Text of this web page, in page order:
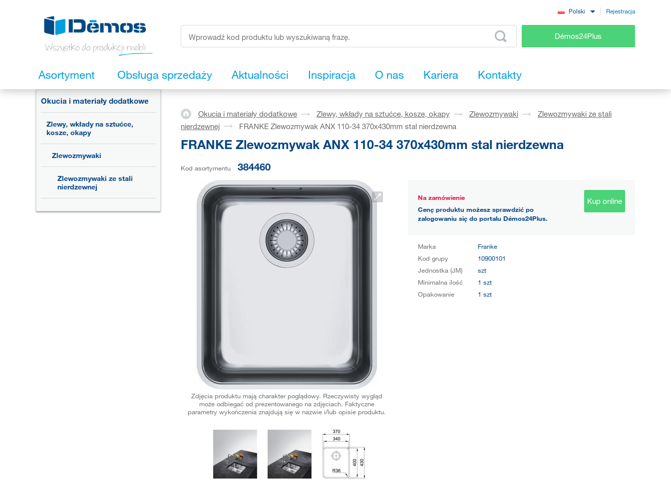
Polski Rejestracja
Démos24Plus
Asortyment Obsługa sprzedaży Aktualności Inspiracja O nas Kariera Kontakty
Okucia i materiały dodatkowe
Zlewy, wkłady na sztućce,
kosze, okapy
Zlewozmywaki
Zlewozmywaki ze stali
nierdzewnej
Okucia i materiały dodatkowe Zlewy, wkłady na sztućce, kosze, okapy Zlewozmywaki
Zlewozmywaki ze stali
nierdzewnej
FRANKE Zlewozmywak ANX 110-34 370x430mm stal nierdzewna
FRANKE Zlewozmywak ANX 110-34 370x430mm stal nierdzewna
Kod asortymentu 384460
Zdjęcia produktu mają charakter poglądowy. Rzeczywisty wygląd
może odbiegać od prezentowanego na zdjęciach. Faktyczne
parametry wykończenia znajdują się w nazwie i/lub opisie produktu.
Na zamówienie
Cenę produktu możesz sprawdzić po
zalogowaniu się do portalu Démos24Plus.
Kup online
Marka
Franke
Kod grupy
10900101
Jednostka (JM)
szt
Minimalna ilość
1 szt
Opakowanie
1 szt